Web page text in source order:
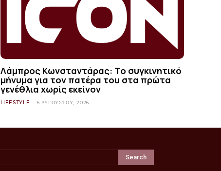
Λάμπρος Κωνσταντάρας: Το συγκινητικό
μήνυμα για τον πατέρα του στα πρώτα
γενέθλια χωρίς εκείνον
LIFESTYLE 6 ΑΥΓΟΎΣΤΟΥ, 2026
Search